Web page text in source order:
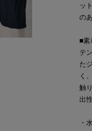
ッ
の
■素
テ
た
く
触
出
・